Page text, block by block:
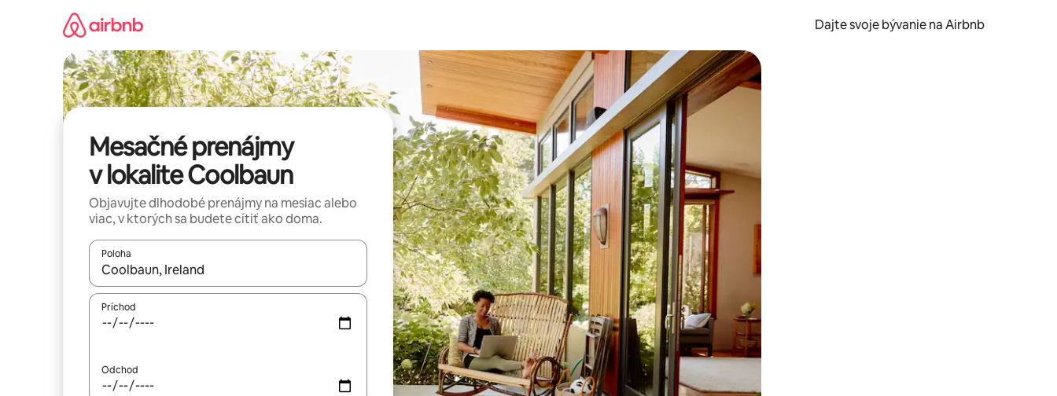
Dajte svoje bývanie na Airbnb
Mesačné prenájmy
v lokalite Coolbaun
Objavujte dlhodobé prenájmy na mesiac alebo
viac, v ktorých sa budete cítiť ako doma.
Poloha
Keď budú výsledky k dispozícii, môžete si ich prechádzať pomocou klávesov so šípkami nahor a nadol alebo ich preskúmať pomocou dotykových gest či potiahnutia prstom.
Príchod
Odchod